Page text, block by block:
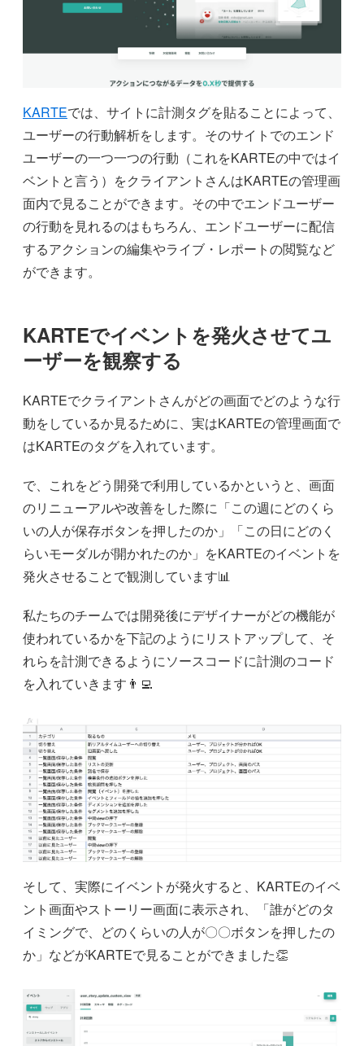
KARTEでは、サイトに計測タグを貼ることによって、
ユーザーの行動解析をします。そのサイトでのエンド
ユーザーの一つ一つの行動（これをKARTEの中ではイ
ベントと言う）をクライアントさんはKARTEの管理画
面内で見ることができます。その中でエンドユーザー
の行動を見れるのはもちろん、エンドユーザーに配信
するアクションの編集やライブ・レポートの閲覧など
ができます。
KARTEでイベントを発火させてユ
ーザーを観察する
KARTEでクライアントさんがどの画面でどのような行
動をしているか見るために、実はKARTEの管理画面で
はKARTEのタグを入れています。
で、これをどう開発で利用しているかというと、画面
のリニューアルや改善をした際に「この週にどのくら
いの人が保存ボタンを押したのか」「この日にどのく
らいモーダルが開かれたのか」をKARTEのイベントを
発火させることで観測しています📊
私たちのチームでは開発後にデザイナーがどの機能が
使われているかを下記のようにリストアップして、そ
れらを計測できるようにソースコードに計測のコード
を入れていきます👨‍💻
そして、実際にイベントが発火すると、KARTEのイベ
ント画面やストーリー画面に表示され、「誰がどのタ
イミングで、どのくらいの人が〇〇ボタンを押したの
か」などがKARTEで見ることができました👏